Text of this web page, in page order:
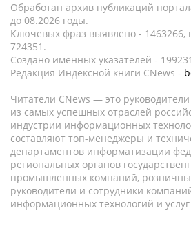
Обработан архив публикаций
до 08.2026 годы.
Ключевых фраз выявлено - 1463266,
724351.
Создано именных указателей -
Редакция Индексной книги CNews -
Читатели CNews — это
из самых успешных отраслей
индустрии информационных
составляют топ-менеджеры и
департаментов информатизации
региональных органов
промышленных компаний,
руководители и сотрудники
информационных технологий и услуг